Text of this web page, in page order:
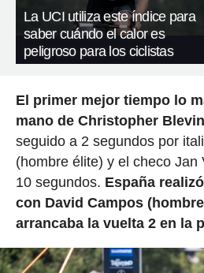
La UCI utiliza este índice para
saber cuándo el calor es
peligroso para los ciclistas
El primer mejor tiempo lo
mano de Christopher
seguido a 2 segundos por
(hombre élite) y el checo Jan
10 segundos. España
con David Campos
arrancaba la vuelta 2 en la